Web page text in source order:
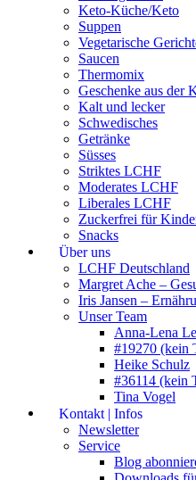
Keto-Küche/Keto
Suppen
Vegetarische
Saucen
Thermomix
Geschenke aus der
Kalt und lecker
Schwedisches
Getränke
Süsses
Striktes LCHF
Moderates LCHF
Liberales LCHF
Zuckerfrei für
Snacks
Über uns
LCHF Deutschland
Margret Ache –
Iris Jansen –
Unser Team
Anna-Lena
#19270 (kein
Heike Schulz
#36114 (kein
Tina Vogel
Kontakt | Infos
Newsletter
Service
Blog